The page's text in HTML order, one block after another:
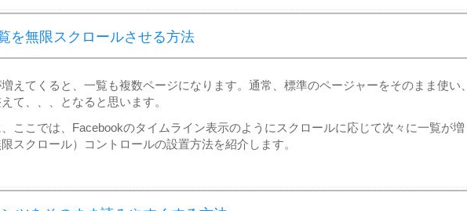
を無限スクロールさせる方法
えてくると、一覧も複数ページになります。通常、標準のページャーをそのまま使い、
て、、、となると思います。
ここでは、Facebookのタイムライン表示のようにスクロールに応じて次々に一覧が増
スクロール）コントロールの設置方法を紹介します。